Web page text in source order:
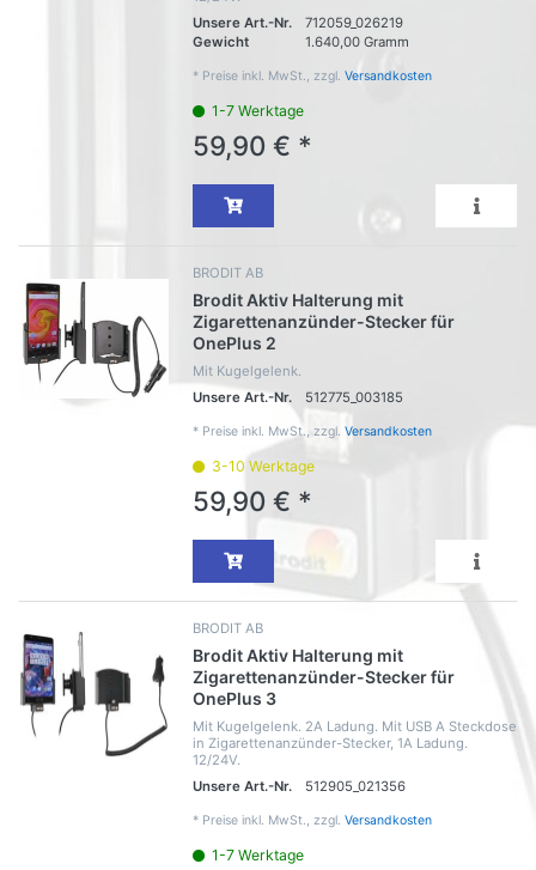
Unsere Art.-Nr.
712059_026219
Gewicht
1.640,00 Gramm
* Preise inkl. MwSt., zzgl. Versandkosten
1-7 Werktage
59,90 € *
BRODIT AB
Brodit Aktiv Halterung mit
Zigarettenanzünder-Stecker für
OnePlus 2
Mit Kugelgelenk.
Unsere Art.-Nr.
512775_003185
* Preise inkl. MwSt., zzgl. Versandkosten
3-10 Werktage
59,90 € *
BRODIT AB
Brodit Aktiv Halterung mit
Zigarettenanzünder-Stecker für
OnePlus 3
Mit Kugelgelenk. 2A Ladung. Mit USB A Steckdose
in Zigarettenanzünder-Stecker, 1A Ladung.
12/24V.
Unsere Art.-Nr.
512905_021356
* Preise inkl. MwSt., zzgl. Versandkosten
1-7 Werktage